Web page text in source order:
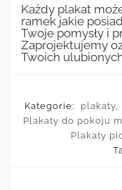
Każdy plakat
ramek jakie
Twoje pomysły i
Zaprojektujemy
Twoich
Kategorie:
plakaty
Plakaty do pokoju
Plakaty